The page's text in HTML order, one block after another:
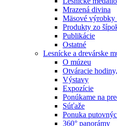
Mrazená divina
Mäsové
Produkty zo
Publikácie
Ostatné
Lesnícke a drevárske
O múzeu
Otváracie
Výstavy
Expozície
Ponúkame na
Súťaže
Ponuka
360° panorámy